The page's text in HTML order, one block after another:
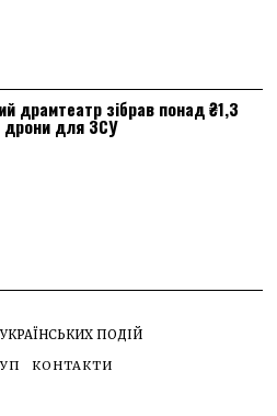
драмтеатр зібрав понад ₴1,3
дрони для ЗСУ
ПОДІЙ
КОНТАКТИ